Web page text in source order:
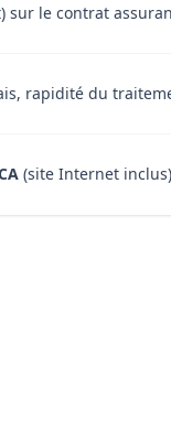
le contrat
rapidité du
(site Internet inclus)